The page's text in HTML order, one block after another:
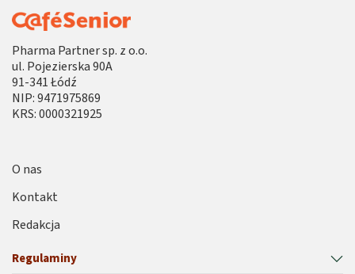
Pharma Partner sp. z o.o.
ul. Pojezierska 90A
91-341 Łódź
NIP: 9471975869
KRS: 0000321925
Regulaminy
O nas
Kontakt
Redakcja